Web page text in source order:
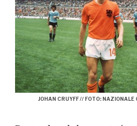
JOHAN CRUYFF // FOTO: NAZIONALE